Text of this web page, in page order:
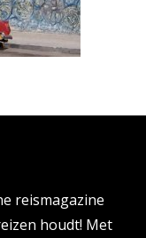
reismagazine
houdt! Met